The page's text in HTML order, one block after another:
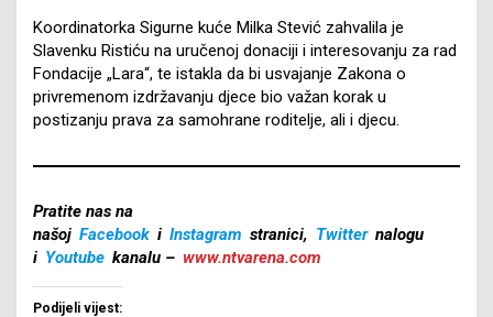
Koordinatorka Sigurne kuće Milka Stević zahvalila je
Slavenku Ristiću na uručenoj donaciji i interesovanju za rad
Fondacije „Lara“, te istakla da bi usvajanje Zakona o
privremenom izdržavanju djece bio važan korak u
postizanju prava za samohrane roditelje, ali i djecu.
Pratite nas na
našoj Facebook i Instagram stranici, Twitter nalogu
i Youtube kanalu – www.ntvarena.com
Podijeli vijest: